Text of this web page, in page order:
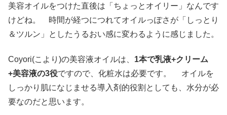
美容オイルをつけた直後は「ちょっとオイリー」なんです
けどね。 時間が経つにつれてオイルっぽさが「しっとり
＆ツルン」としたうるおい感に変わるように感じました。
Coyori(こより)の美容液オイルは、 1本で乳液+クリーム
+美容液の3役ですので、化粧水は必要です。 オイルを
しっかり肌になじませる導入剤的役割としても、水分が必
要なのだと思います。